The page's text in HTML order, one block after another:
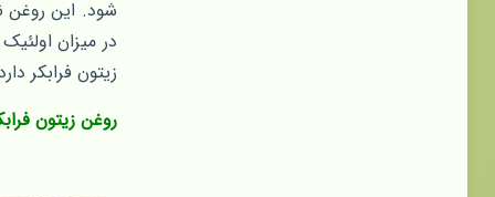
شود. این روغن
در میزان
زیتون فرابکر
روغن زیتون